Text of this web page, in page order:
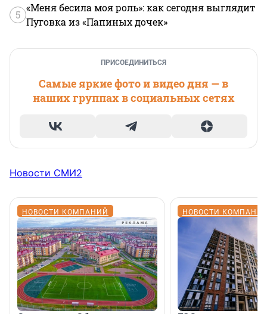
5
«Меня бесила моя роль»: как сегодня выглядит
Пуговка из «Папиных дочек»
ПРИСОЕДИНИТЬСЯ
Самые яркие фото и видео дня — в
наших группах в социальных сетях
Новости СМИ2
НОВОСТИ КОМПАНИЙ НОВОСТИ